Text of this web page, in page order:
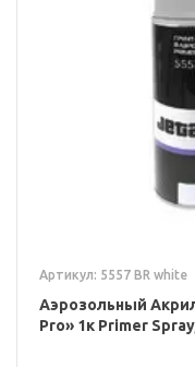
Артикул: 5557 BR white
Аэрозольный
Pro» 1к Primer